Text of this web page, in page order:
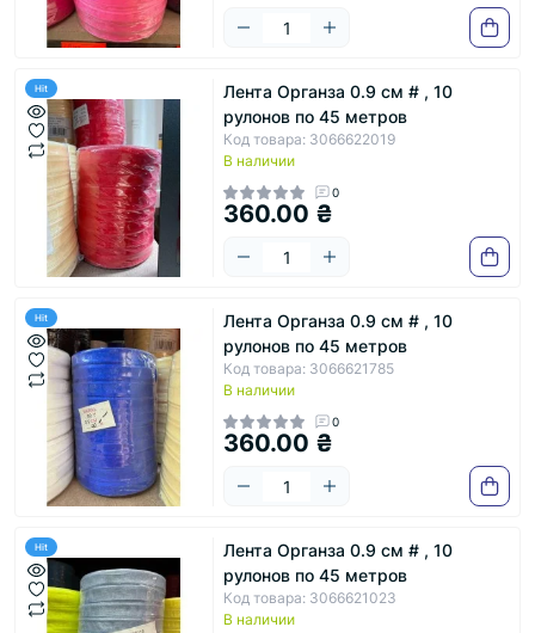
Hit
Лента Органза 0.9 см # , 10
рулонов по 45 метров
Код товара: 3066622019
В наличии
0
360.00 ₴
Hit
Лента Органза 0.9 см # , 10
рулонов по 45 метров
Код товара: 3066621785
В наличии
0
360.00 ₴
Hit
Лента Органза 0.9 см # , 10
рулонов по 45 метров
Код товара: 3066621023
В наличии